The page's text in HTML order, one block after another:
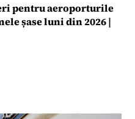
pentru aeroporturile
șase luni din 2026 |